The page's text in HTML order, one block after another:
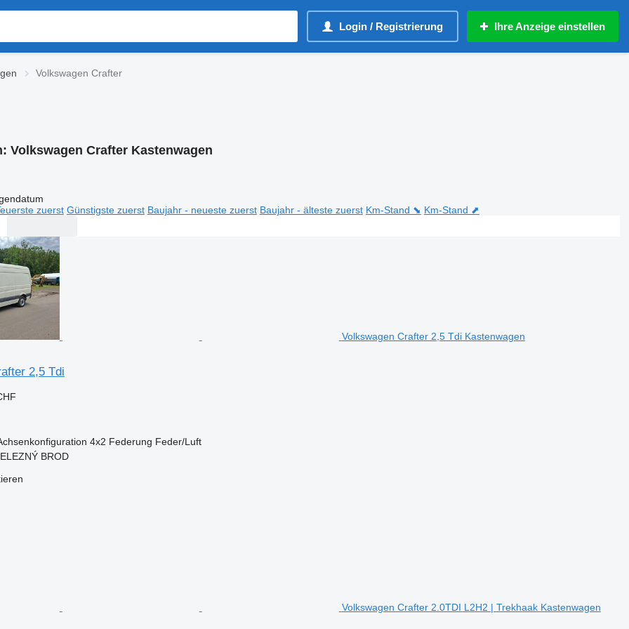
Login / Registrierung Ihre Anzeige einstellen
Volkswagen Crafter
Volkswagen Crafter Kastenwagen
zuerst Günstigste zuerst Baujahr - neueste zuerst Baujahr - älteste zuerst Km-Stand ⬊ Km-Stand ⬈
Volkswagen Crafter 2,5 Tdi Kastenwagen
2,5 Tdi
4x2 Federung Feder/Luft
BROD
Volkswagen Crafter 2.0TDI L2H2 | Trekhaak Kastenwagen